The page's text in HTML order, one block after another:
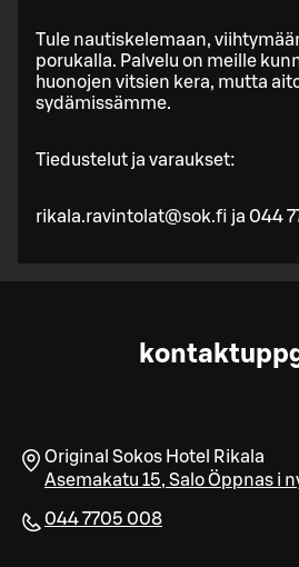
Tule nautiskelemaan,
porukalla. Palvelu on meille
huonojen vitsien kera, mutta
sydämissämme.
Tiedustelut ja varaukset:
rikala.ravintolat@sok.fi ja 044
Original Sokos Hotel Rikala
Asemakatu 15, SaloÖppnas i
044 7705 008